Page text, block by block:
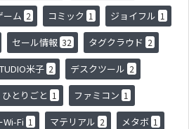
ーム 2 コミック 1 ジョイフル 1
セール情報 32 タグクラウド 2
米子 2 デスクツール 2
ひとりごと 1 ファミコン 1
Wi-Fi 1 マテリアル 2 メタボ 1